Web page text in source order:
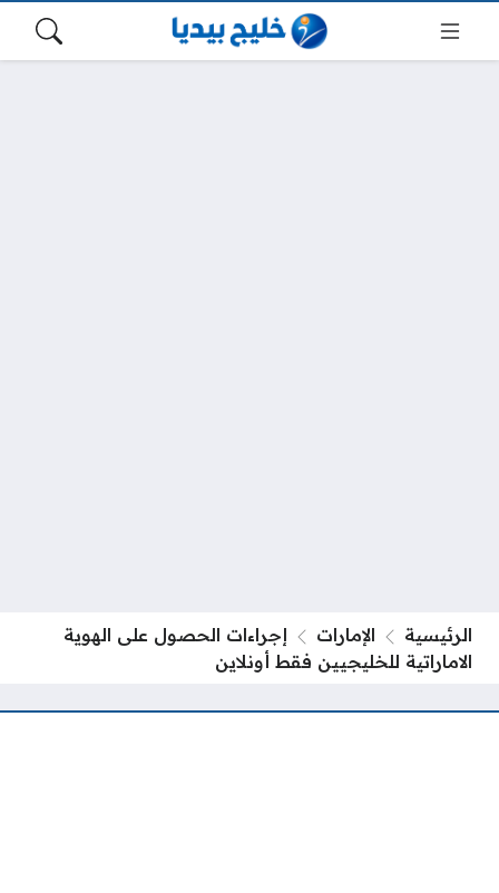
الرئيسية الإمارات
إجراءات الحصول على الهوية
الاماراتية للخليجيين فقط أونلاين